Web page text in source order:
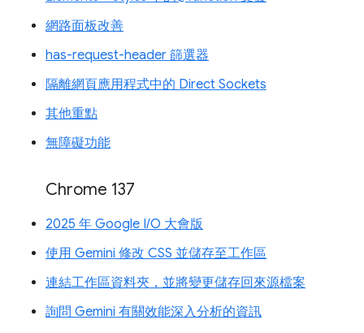
網路面板改善
has-request-header 篩選器
隔離網頁應用程式中的 Direct Sockets
其他重點
無障礙功能
Chrome 137
2025 年 Google I/O 大會版
使用 Gemini 修改 CSS 並儲存至工作區
連結工作區資料夾，並將變更儲存回來源檔案
詢問 Gemini 有關效能深入分析的資訊